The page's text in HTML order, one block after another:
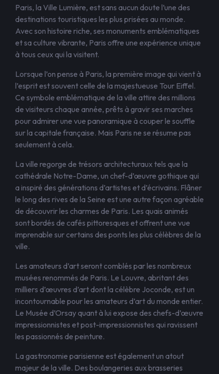
Paris, la Ville Lumière, est sans aucun doute l’une des
destinations touristiques les plus prisées au monde.
Avec son histoire riche, ses monuments emblématiques
et sa culture vibrante, Paris offre une expérience unique
à tous ceux qui la visitent.
Lorsque l’on pense à Paris, la première image qui vient à
l’esprit est souvent celle de la majestueuse Tour Eiffel.
Ce symbole emblématique de la ville attire des millions
de visiteurs chaque année, prêts à gravir ses marches
pour admirer une vue panoramique à couper le souffle
sur la capitale française. Mais Paris ne se résume pas
seulement à cela.
La ville regorge de trésors architecturaux tels que la
cathédrale Notre-Dame, un chef-d’œuvre gothique qui
a inspiré des générations d’artistes et d’écrivains. Flâner
le long des rives de la Seine est une autre façon agréable
de découvrir les charmes de Paris. Les quais animés
sont bordés de cafés pittoresques et offrent une vue
imprenable sur certains des ponts les plus célèbres de la
ville.
Les amateurs d’art seront comblés par les nombreux
musées renommés de Paris. Le Louvre, abritant des
milliers d’œuvres d’art dont la célèbre Joconde, est un
incontournable pour les amateurs d’art du monde entier.
Le Musée d’Orsay quant à lui expose des chefs-d’œuvre
impressionnistes et post-impressionnistes qui ravissent
les passionnés de peinture.
La gastronomie parisienne est également un atout
majeur de la ville. Des boulangeries aux brasseries